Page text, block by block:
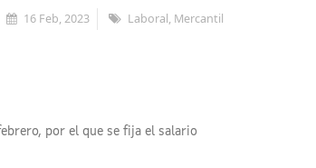
16 Feb, 2023 Laboral, Mercantil
por el que se fija el salario